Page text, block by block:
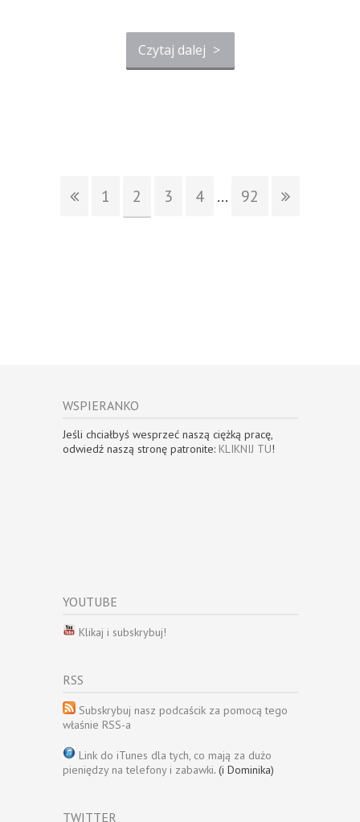
Czytaj dalej >
1 2 3 4 ... 92
WSPIERANKO
Jeśli chciałbyś wesprzeć naszą ciężką pracę,
odwiedź naszą stronę patronite: KLIKNIJ TU!
YOUTUBE
Klikaj i subskrybuj!
RSS
Subskrybuj nasz podcaścik za pomocą tego
właśnie RSS-a
Link do iTunes dla tych, co mają za dużo
pieniędzy na telefony i zabawki. (i Dominika)
TWITTER